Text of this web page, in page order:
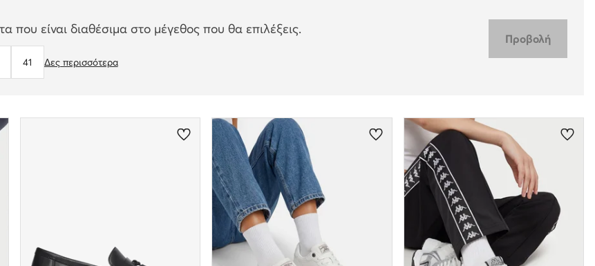
που είναι διαθέσιμα στο μέγεθος που θα επιλέξεις.
41 Δες περισσότερα
Προβολή